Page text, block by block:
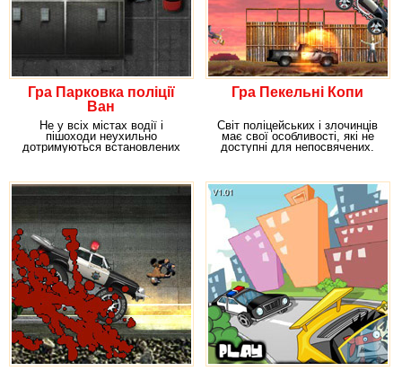
Гра Парковка поліції
Ван
Не у всіх містах водії і
пішоходи неухильно
дотримуються встановлених
Гра Пекельні Копи
Світ поліцейських і злочинців
має свої особливості, які не
доступні для непосвячених.